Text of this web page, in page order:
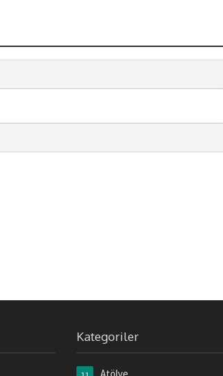
Kategoriler
Atölye